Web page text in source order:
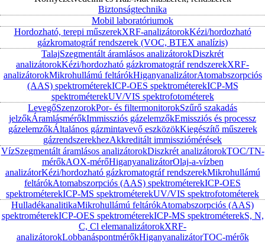
Biztonságtechnika
Mobil laboratóriumok
Hordozható, terepi műszerekXRF-analizátorokKézi/hordozható
gázkromatográf rendszerek (VOC, BTEX analízis)
TalajSzegmentált áramlásos analizátorokDiszkrét
analizátorokKézi/hordozható gázkromatográf rendszerekXRF-
analizátorokMikrohullámú feltárókHiganyanalizátorAtomabszorpciós
(AAS) spektrométerekICP-OES spektrométerekICP-MS
spektrométerekUV/VIS spektrofotométerek
LevegőSzenzorokPor- és filtermonitorokSzűrő szakadás
jelzőkÁramlásmérőkImmissziós gázelemzőkEmissziós és processz
gázelemzőkÁltalános gázmintavevő eszközökKiegészítő műszerek
gázrendszerekhezAkkreditált immissziómérések
VízSzegmentált áramlásos analizátorokDiszkrét analizátorokTOC/TN-
mérőkAOX-mérőHiganyanalizátorOlaj-a-vízben
analizátorKézi/hordozható gázkromatográf rendszerekMikrohullámú
feltárókAtomabszorpciós (AAS) spektrométerekICP-OES
spektrométerekICP-MS spektrométerekUV/VIS spektrofotométerek
HulladékanalitikaMikrohullámú feltárókAtomabszorpciós (AAS)
spektrométerekICP-OES spektrométerekICP-MS spektrométerekS, N,
C, Cl elemanalizátorokXRF-
analizátorokLobbanáspontmérőkHiganyanalizátorTOC-mérők